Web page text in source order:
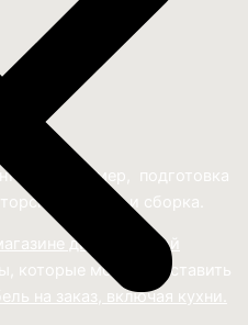
замер, подготовка
надзор и сборка.
дизайнерской
которые можем доставить
на заказ, включая кухни.